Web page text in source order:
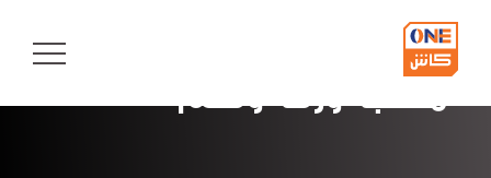
Button
مكتبة ورقة وقلم